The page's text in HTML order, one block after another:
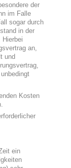
der
im Falle
sogar durch
in der
Hierbei
an,
und
Kosten
ein